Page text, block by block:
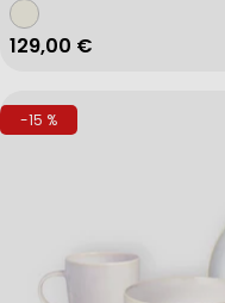
Regulärer Preis
129,00 €
-15 %